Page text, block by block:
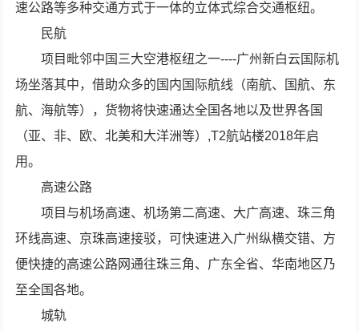
速公路等多种交通方式于一体的立体式综合交通枢纽。
民航
项目毗邻中国三大空港枢纽之一----广州新白云国际机
场坐落其中，借助众多的国内国际航线（南航、国航、东
航、海航等），货物将快速通达全国各地以及世界各国
（亚、非、欧、北美和大洋洲等）,T2航站楼2018年启
用。
高速公路
项目与机场高速、机场第二高速、大广高速、珠三角
环线高速、京珠高速接驳，可快速进入广州纵横交错、方
便快捷的高速公路网通往珠三角、广东全省、华南地区乃
至全国各地。
城轨